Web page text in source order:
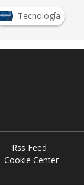
Tecnología
Rss Feed
Cookie Center